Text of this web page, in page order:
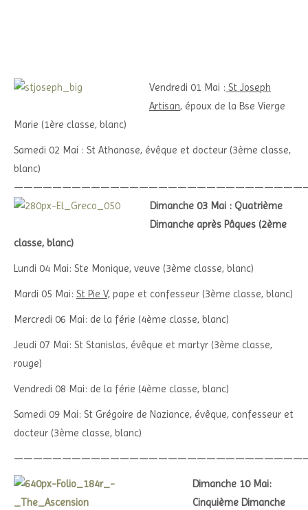
Vendredi 01 Mai : St Joseph
Artisan, époux de la Bse Vierge
Marie (1ère classe, blanc)
Samedi 02 Mai : St Athanase, évêque et docteur (3ème classe,
blanc)
Dimanche 03 Mai : Quatrième
Dimanche après Pâques (2ème
classe, blanc)
Lundi 04 Mai: Ste Monique, veuve (3ème classe, blanc)
Mardi 05 Mai: St Pie V, pape et confesseur (3ème classe, blanc)
Mercredi 06 Mai: de la férie (4ème classe, blanc)
Jeudi 07 Mai: St Stanislas, évêque et martyr (3ème classe,
rouge)
Vendredi 08 Mai: de la férie (4ème classe, blanc)
Samedi 09 Mai: St Grégoire de Naziance, évêque, confesseur et
docteur (3ème classe, blanc)
Dimanche 10 Mai:
Cinquième Dimanche